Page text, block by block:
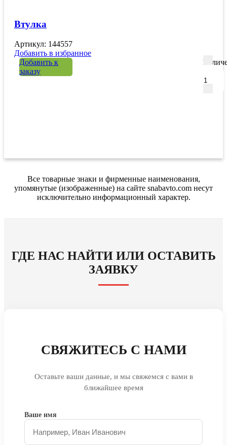
Втулка
Артикул: 144557
Добавить в избранное
Добавить к
заказу
Все товарные знаки и фирменные наименования,
упомянутые (изображенные) на сайте snabavto.com несут
исключительно информационный характер.
ГДЕ НАС НАЙТИ ИЛИ ОСТАВИТЬ
ЗАЯВКУ
СВЯЖИТЕСЬ С НАМИ
Оставьте ваши данные, и мы свяжемся с вами в
ближайшее время
Ваше имя